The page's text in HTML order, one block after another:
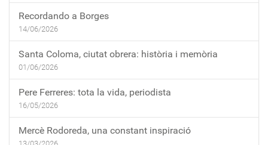
Recordando a Borges
14/06/2026
Santa Coloma, ciutat obrera: història i memòria
01/06/2026
Pere Ferreres: tota la vida, periodista
16/05/2026
Mercè Rodoreda, una constant inspiració